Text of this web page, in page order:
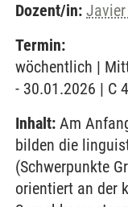
Dozent/in:
Termin:
wöchentlich |
- 30.01.2026 | C
Inhalt: Am
bilden die
(Schwerpunkte
orientiert an der